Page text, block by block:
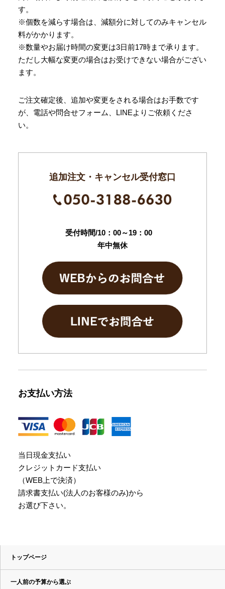
す。
※個数を減らす場合は、減額分に対してのみキャンセル
料がかかります。
※数量やお届け時間の変更は3日前17時まで承ります。
ただし大幅な変更の場合はお受けできない場合がござい
ます。
ご注文確定後、追加や変更をされる場合はお手数です
が、電話や問合せフォーム、LINEよりご依頼くださ
い。
追加注文・キャンセル受付窓口
受付時間/10：00～19：00
年中無休
お支払い方法
当日現金支払い
クレジットカード支払い
（WEB上で決済）
請求書支払い(法人のお客様のみ)から
お選び下さい。
トップページ
一人前の予算から選ぶ